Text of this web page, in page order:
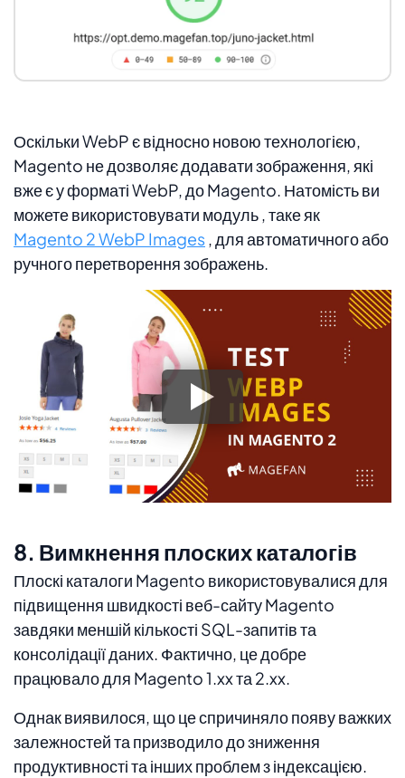
Оскільки WebP є відносно новою технологією,
Magento не дозволяє додавати зображення, які
вже є у форматі WebP, до Magento. Натомість ви
можете використовувати модуль , таке як
Magento 2 WebP Images, для автоматичного або
ручного перетворення зображень.
8. Вимкнення плоских каталогів
Плоскі каталоги Magento використовувалися для
підвищення швидкості веб-сайту Magento
завдяки меншій кількості SQL-запитів та
консолідації даних. Фактично, це добре
працювало для Magento 1.xx та 2.xx.
Однак виявилося, що це спричиняло появу важких
залежностей та призводило до зниження
продуктивності та інших проблем з індексацією.